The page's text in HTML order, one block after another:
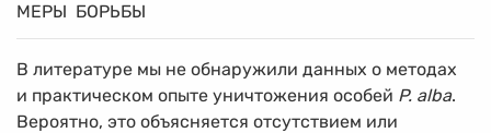
МЕРЫ БОРЬБЫ
В литературе мы не обнаружили данных о методах
и практическом опыте уничтожения особей P. alba.
Вероятно, это объясняется отсутствием или